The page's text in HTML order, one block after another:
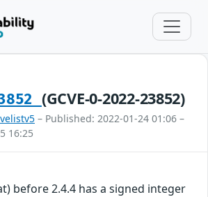
(GCVE-0-2022-23852)
– Published: 2022-01-24 01:06 –
16:25
before 2.4.4 has a signed integer